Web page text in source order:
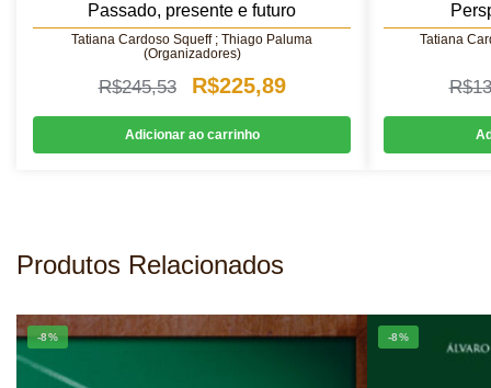
Passado, presente e futuro
Tatiana Cardoso Squeff ; Thiago Paluma
(Organizadores)
R$245,53
O
preço
original
R$225,89O
preço
atual
Adicionar ao carrinho
Tatiana
R$
Produtos Relacionados
-8% -8%